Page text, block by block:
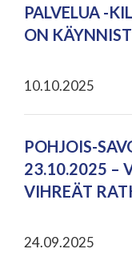
PALVELUA -
ON
10.10.2025
POHJOIS-
23.10.2025 –
VIHREÄT
24.09.2025